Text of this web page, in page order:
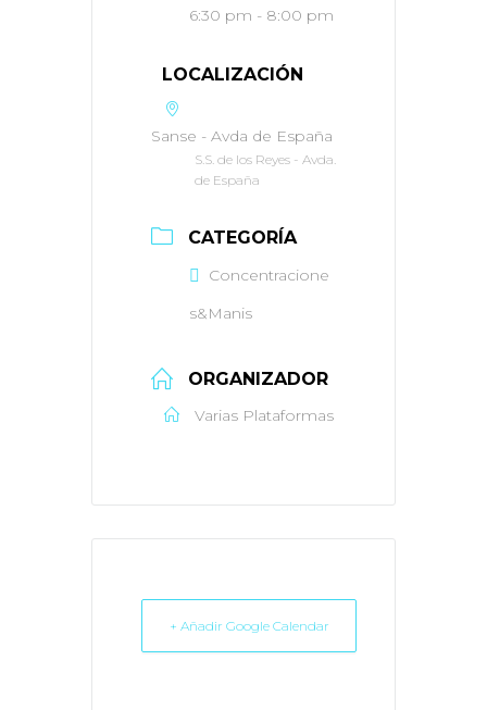
6:30 pm - 8:00 pm
LOCALIZACIÓN
Sanse - Avda de España
S.S. de los Reyes - Avda.
de España
CATEGORÍA
Concentracione
s&Manis
ORGANIZADOR
Varias Plataformas
+ Añadir Google Calendar